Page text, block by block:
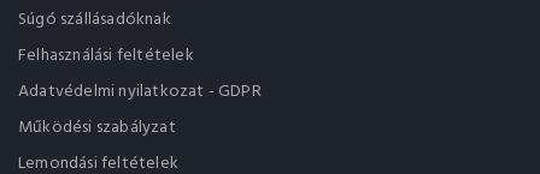
Súgó szállásadóknak
Felhasználási feltételek
Adatvédelmi nyilatkozat - GDPR
Működési szabályzat
Lemondási feltételek